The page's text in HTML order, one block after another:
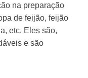
na preparação
de feijão, feijão
etc. Eles são,
e são